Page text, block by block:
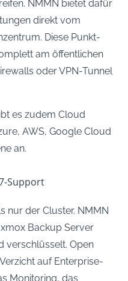
NMMN bietet dafür
direkt vom
Diese Punkt-
am öffentlichen
oder VPN-Tunnel
es zudem Cloud
AWS, Google Cloud
an.
Support
nur der Cluster. NMMN
Backup Server
verschlüsselt. Open
auf Enterprise-
Monitoring, das